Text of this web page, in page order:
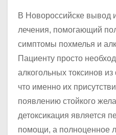
В Новороссийске вывод
лечения, помогающий
симптомы похмелья и
Пациенту просто
алкогольных токсинов
что именно их
появлению стойкого
детоксикация является
помощи, а полноценное